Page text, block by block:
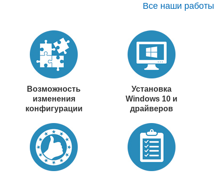
Все наши работы
Возможность
изменения
конфигурации
Установка
Windows 10 и
драйверов